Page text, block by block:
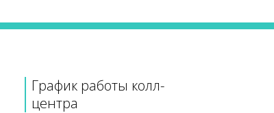
800 ₴
625 ₴
График работы колл-
центра